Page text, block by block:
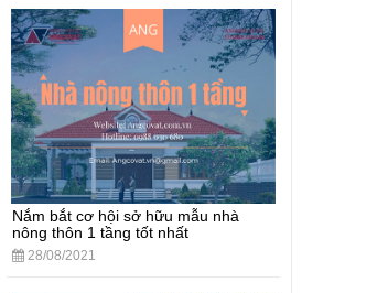
Nắm bắt cơ hội sở hữu mẫu nhà
nông thôn 1 tầng tốt nhất
28/08/2021